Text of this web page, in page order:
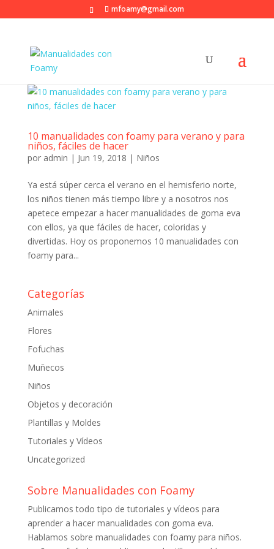
mfoamy@gmail.com
10 manualidades con foamy para verano y para
niños, fáciles de hacer
por admin | Jun 19, 2018 | Niños
Ya está súper cerca el verano en el hemisferio norte,
los niños tienen más tiempo libre y a nosotros nos
apetece empezar a hacer manualidades de goma eva
con ellos, ya que fáciles de hacer, coloridas y
divertidas. Hoy os proponemos 10 manualidades con
foamy para...
Categorías
Animales
Flores
Fofuchas
Muñecos
Niños
Objetos y decoración
Plantillas y Moldes
Tutoriales y Vídeos
Uncategorized
Sobre Manualidades con Foamy
Publicamos todo tipo de tutoriales y vídeos para
aprender a hacer manualidades con goma eva.
Hablamos sobre manualidades con foamy para niños.